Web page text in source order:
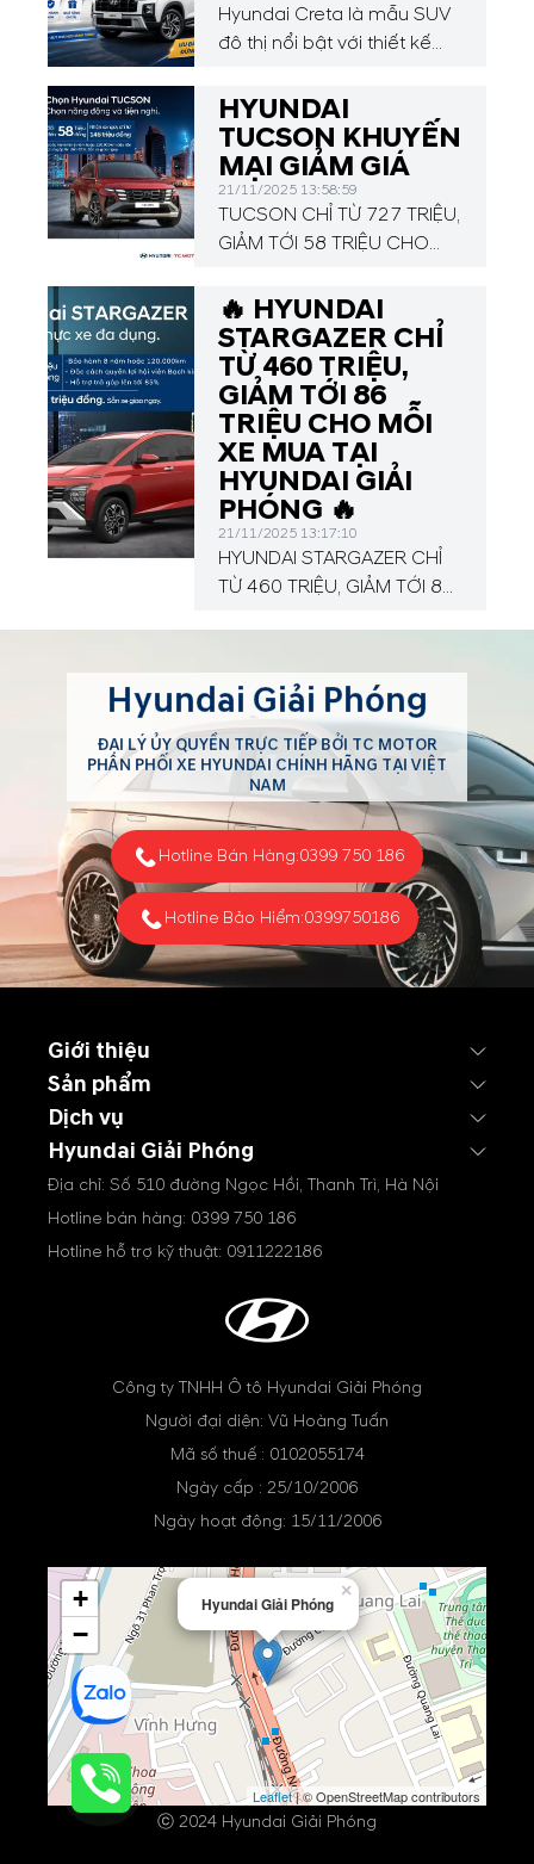
Hyundai Creta là mẫu SUV
đô thị nổi bật với thiết kế
công nghệ tiện nghi. Xe sở
hữu không gian rộng rãi, khả
năng vận hành linh hoạt
cùng các tính năng an toàn
tiên tiến, phù hợp cho cả di
chuyển hàng ngày lẫn
kiểu dáng trẻ trung và mức
tiêu hao...
HYUNDAI
TUCSON KHUYẾN
MẠI GIẢM GIÁ
21/11/2025 13:58:59
TUCSON CHỈ TỪ 727 TRIỆU,
GIẢM TỚI 58 TRIỆU CHO
GIẢI PHÓNG
🔥 HYUNDAI
STARGAZER CHỈ
TỪ 460 TRIỆU,
GIẢM TỚI 86
TRIỆU CHO MỖI
XE MUA TẠI
HYUNDAI GIẢI
PHÓNG 🔥
21/11/2025 13:17:10
HYUNDAI STARGAZER CHỈ
TỪ 460 TRIỆU, GIẢM TỚI 86
Hyundai Giải Phóng
ĐẠI LÝ ỦY QUYỀN TRỰC TIẾP BỞI TC MOTOR
PHÂN PHỐI XE HYUNDAI CHÍNH HÃNG TẠI VIỆT
NAM
Hotline Bán Hàng:0399 750 186
Hotline Bảo Hiểm:0399750186
Giới thiệu
Sản phẩm
Dịch vụ
Hyundai Giải Phóng
Địa chỉ: Số 510 đường Ngọc Hồi, Thanh Trì, Hà Nội
Hotline bán hàng: 0399 750 186
Hotline hỗ trợ kỹ thuật: 0911222186
Công ty TNHH Ô tô Hyundai Giải Phóng
Người đại diện: Vũ Hoàng Tuấn
Mã số thuế : 0102055174
Ngày cấp : 25/10/2006
Ngày hoạt động: 15/11/2006
Hyundai Giải Phóng
×
+
−
Leaflet| © OpenStreetMap contributors
ⓒ 2024 Hyundai Giải Phóng